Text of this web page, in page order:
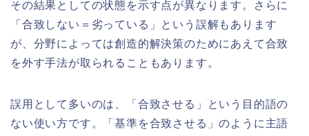
その結果としての状態を示す点が異なります。さらに
「合致しない＝劣っている」という誤解もあります
が、分野によっては創造的解決策のためにあえて合致
を外す手法が取られることもあります。
誤用として多いのは、「合致させる」という目的語の
ない使い方です。「基準を合致させる」のように主語